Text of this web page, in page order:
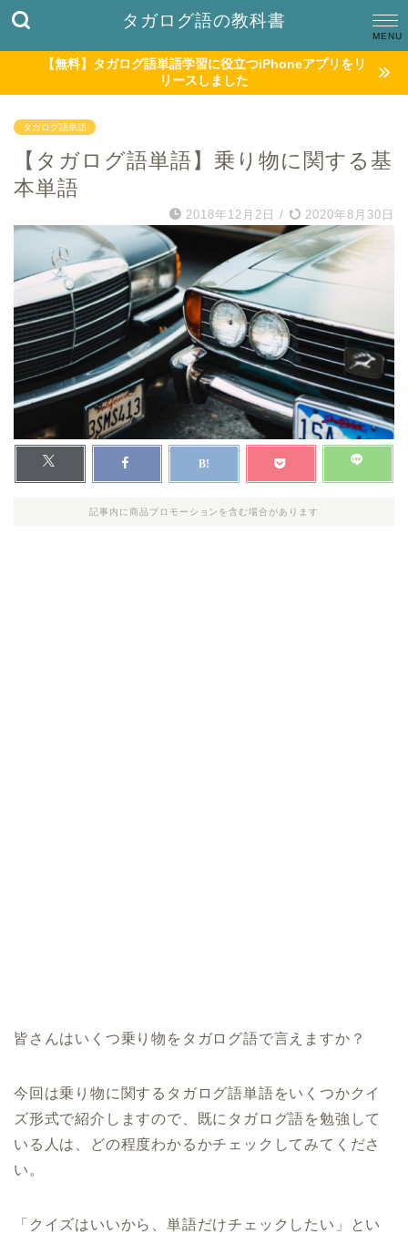
タガログ語の教科書
【無料】タガログ語単語学習に役立つiPhoneアプリをリ
リースしました
タガログ語単語
【タガログ語単語】乗り物に関する基
本単語
2018年12月2日 / 2020年8月30日
記事内に商品プロモーションを含む場合があります
皆さんはいくつ乗り物をタガログ語で言えますか？
今回は乗り物に関するタガログ語単語をいくつかクイ
ズ形式で紹介しますので、既にタガログ語を勉強して
いる人は、どの程度わかるかチェックしてみてくださ
い。
「クイズはいいから、単語だけチェックしたい」とい